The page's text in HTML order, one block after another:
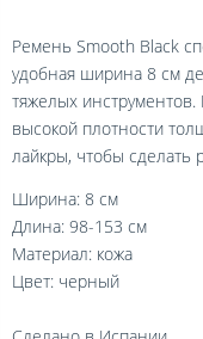
Ремень Smooth Black
удобная ширина 8 см
тяжелых инструментов.
высокой плотности
лайкры, чтобы
Ширина: 8 см
Длина: 98-153 см
Материал: кожа
Цвет: черный